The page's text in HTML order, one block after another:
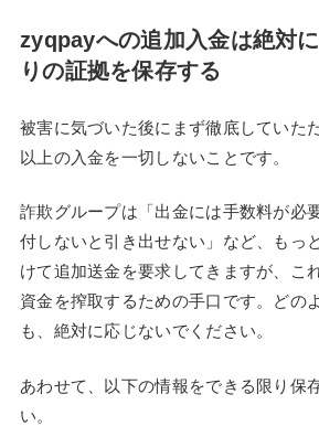
zyqpayへの追加入金は絶対
りの証拠を保存する
被害に気づいた後にまず徹底していた
以上の入金を一切しないことです。
詐欺グループは「出金には手数料が必
付しないと引き出せない」など、もっ
けて追加送金を要求してきますが、こ
資金を搾取するための手口です。どの
も、絶対に応じないでください。
あわせて、以下の情報をできる限り保
い。